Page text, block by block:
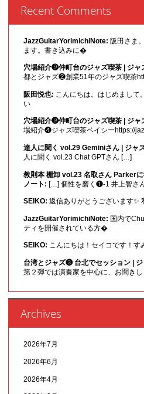
Recent Comments
JazzGuitarYorimichiNote: 阪田さま
ます。書き込みに�
穴場紹介❾仲町台のジャズ喫茶 | ジャ
都とジャズ❷創業51年のジャズ喫茶
阪田悦也: こんにちは。はじめまして
い
穴場紹介❾仲町台のジャズ喫茶 | ジャ
場紹介❹ジャズ喫茶ベイシーhttps://
達人に聞く vol.29 Geminiさん | ジャ
人に聞く vol.23 Chat GPTさん […]
教則本 棚卸 vol.23 名取さん Parker
ノート: […] 個性を磨く❶-1 井上智さ
SEIKO: 返信ありがとうございます
JazzGuitarYorimichiNote: 国内で
ティを開催されている方�
SEIKO: こんにちは！セイコです！
台湾とジャズ❸ 台北でセッション |
第２弾では演奏家を中心に、お聞き
Archives
2026年7月
2026年6月
2026年4月